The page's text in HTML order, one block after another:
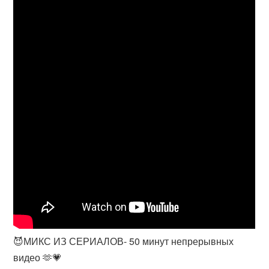
😈МИКС ИЗ СЕРИАЛОВ- 50 минут непрерывных
видео 🫶💗